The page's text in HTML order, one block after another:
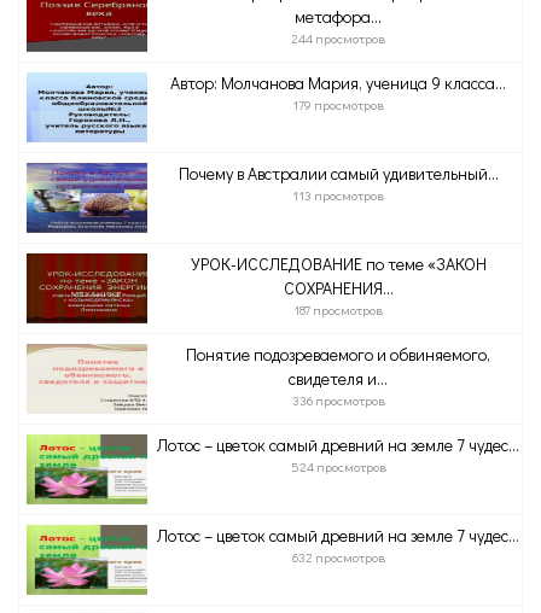
метафора...
244 просмотров
Автор: Молчанова Мария, ученица 9 класса...
179 просмотров
Почему в Австралии самый удивительный...
113 просмотров
УРОК-ИССЛЕДОВАНИЕ по теме «ЗАКОН
СОХРАНЕНИЯ...
187 просмотров
Понятие подозреваемого и обвиняемого,
свидетеля и...
336 просмотров
Лотос – цветок самый древний на земле 7 чудес...
524 просмотров
Лотос – цветок самый древний на земле 7 чудес...
632 просмотров